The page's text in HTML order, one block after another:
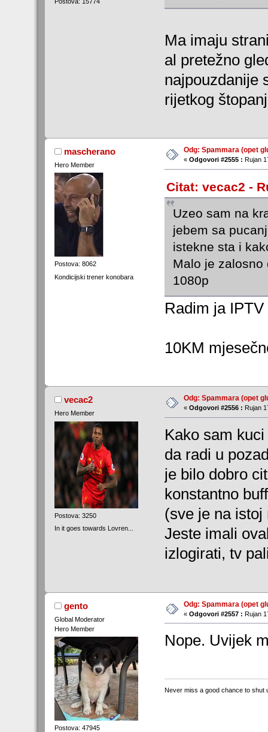
Ma imaju
al pretežno
najpouzdanije
rijetkog
mascherano
Hero Member
Postova: 8062
Kondicijski trener konobara
Odg: Spammara (opet
« Odgovori #2555 : Rujan
Citat: vecac2 -
Uzeo sam na
jebem sa
istekne sta i
Malo je zalosno
1080p
Radim ja
10KM
vecac2
Hero Member
Postova: 3250
In it goes towards Lovren...
Odg: Spammara (opet
« Odgovori #2556 : Rujan
Kako sam
da radi u
je bilo dobro
konstantno
(sve je na istoj
Jeste imali
izlogirati, tv
gento
Global Moderator
Hero Member
Postova: 47945
Odg: Spammara (opet
« Odgovori #2557 : Rujan
Nope. Uvijek
Never miss a good chance to shut